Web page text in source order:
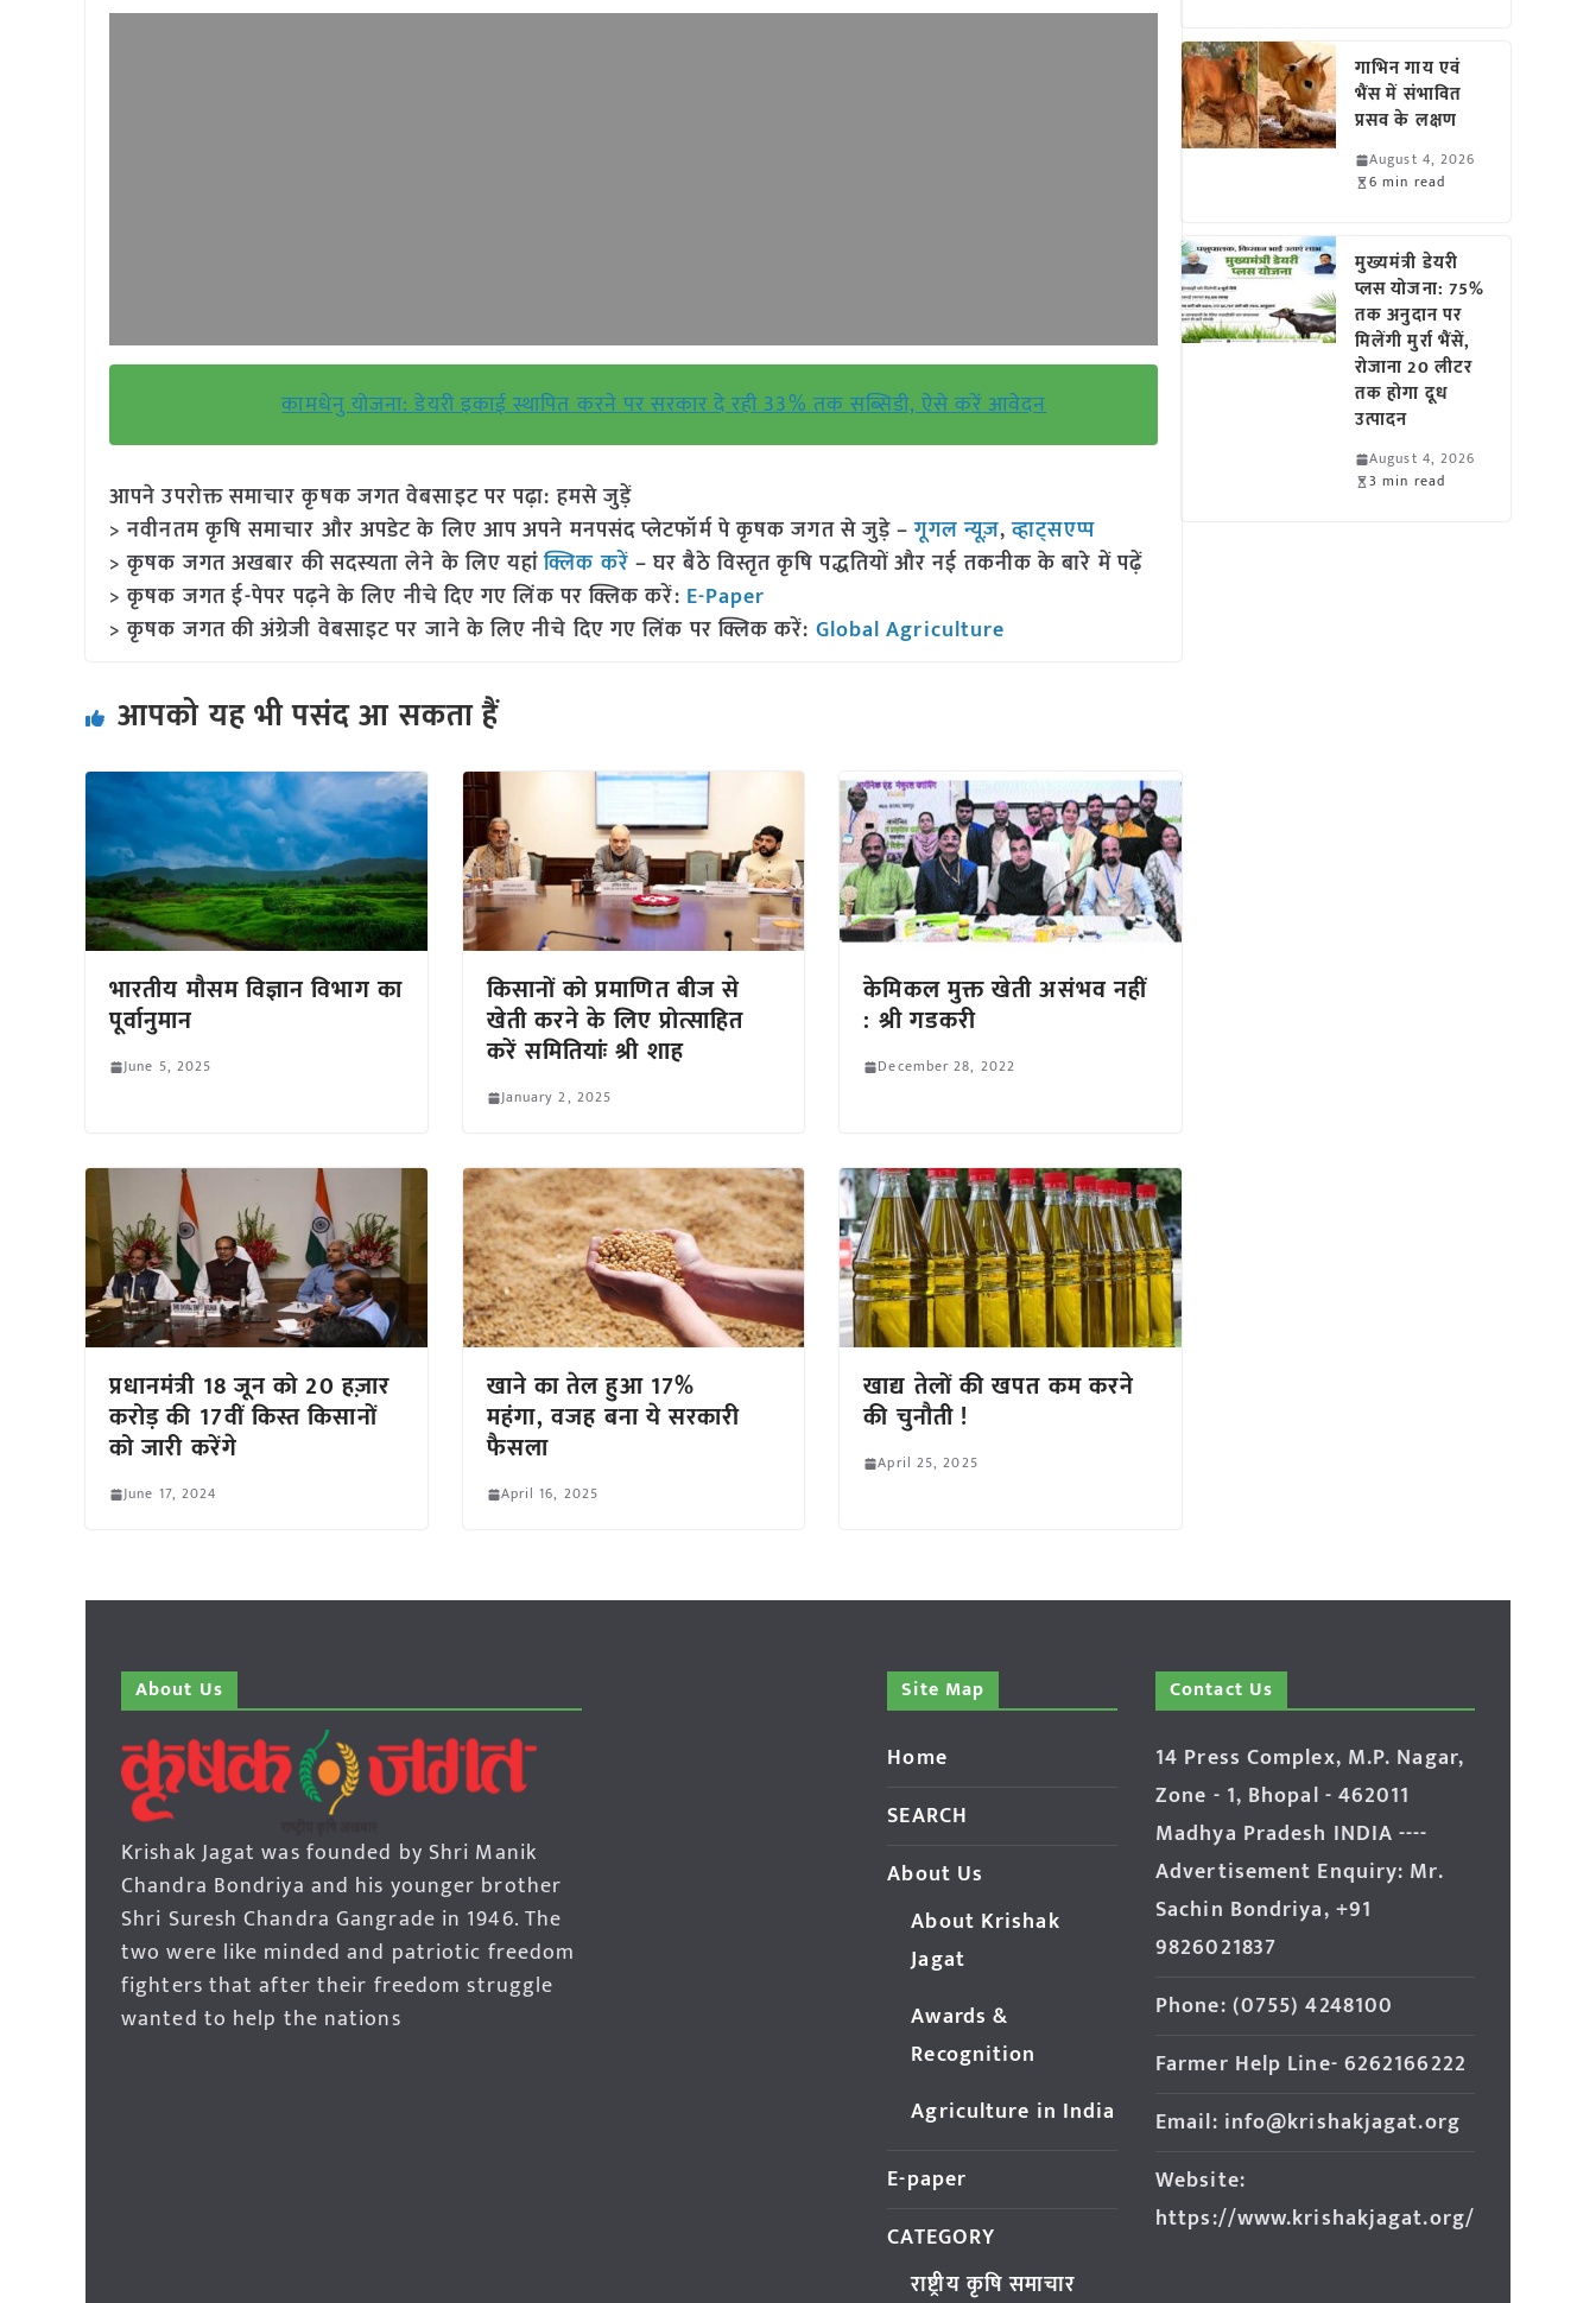
कामधेनु योजना: डेयरी इकाई स्थापित करने पर सरकार दे रही 33% तक सब्सिडी, ऐसे करें आवेदन
आपने उपरोक्त समाचार कृषक जगत वेबसाइट पर पढ़ा: हमसे जुड़ें
> नवीनतम कृषि समाचार और अपडेट के लिए आप अपने मनपसंद प्लेटफॉर्म पे कृषक जगत से जुड़े –गूगल न्यूज़,व्हाट्सएप्प
> कृषक जगत अखबार की सदस्यता लेने के लिए यहांक्लिक करें – घर बैठे विस्तृत कृषि पद्धतियों और नई तकनीक के बारे में पढ़ें
> कृषक जगत ई-पेपर पढ़ने के लिए नीचे दिए गए लिंक पर क्लिक करें: E-Paper
> कृषक जगत की अंग्रेजी वेबसाइट पर जाने के लिए नीचे दिए गए लिंक पर क्लिक करें: Global Agriculture
आपको यह भी पसंद आ सकता हैं
भारतीय मौसम विज्ञान विभाग का
पूर्वानुमान
June 5, 2025
किसानों को प्रमाणित बीज से
खेती करने के लिए प्रोत्साहित
करें समितियांः श्री शाह
January 2, 2025
केमिकल मुक्त खेती असंभव नहीं
: श्री गडकरी
December 28, 2022
प्रधानमंत्री 18 जून को 20 हज़ार
करोड़ की 17वीं किस्त किसानों
को जारी करेंगे
June 17, 2024
खाने का तेल हुआ 17%
महंगा, वजह बना ये सरकारी
फैसला
April 16, 2025
खाद्य तेलों की खपत कम करने
की चुनौती !
April 25, 2025
गाभिन गाय एवं
भैंस में संभावित
प्रसव के लक्षण
August 4, 2026
6 min read
मुख्यमंत्री डेयरी
प्लस योजना: 75%
तक अनुदान पर
मिलेंगी मुर्रा भैंसें,
रोजाना 20 लीटर
तक होगा दूध
उत्पादन
August 4, 2026
3 min read
About Us
Krishak Jagat was founded by Shri Manik
Chandra Bondriya and his younger brother
Shri Suresh Chandra Gangrade in 1946. The
two were like minded and patriotic freedom
fighters that after their freedom struggle
wanted to help the nations
Site Map
Home
SEARCH
About Us
About Krishak
Jagat
Awards &
Recognition
Agriculture in India
E-paper
CATEGORY
राष्ट्रीय कृषि समाचार
Contact Us
14 Press Complex, M.P. Nagar,
Zone - 1, Bhopal - 462011
Madhya Pradesh INDIA ----
Advertisement Enquiry: Mr.
Sachin Bondriya, +91
9826021837
Phone: (0755) 4248100
Farmer Help Line- 6262166222
Email: info@krishakjagat.org
Website:
https://www.krishakjagat.org/